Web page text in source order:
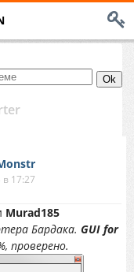
17:27
Murad185
Бардака. GUI for
проверено.